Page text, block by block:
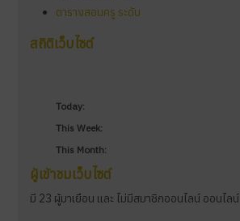
ตารางสอนครู ระดับ
สถิติเว็บไซต์
Today:
This Week:
This Month:
ผู้เข้าชมเว็บไซต์
มี 23 ผู้มาเยือน และ ไม่มีสมาชิกออนไลน์ ออนไลน์